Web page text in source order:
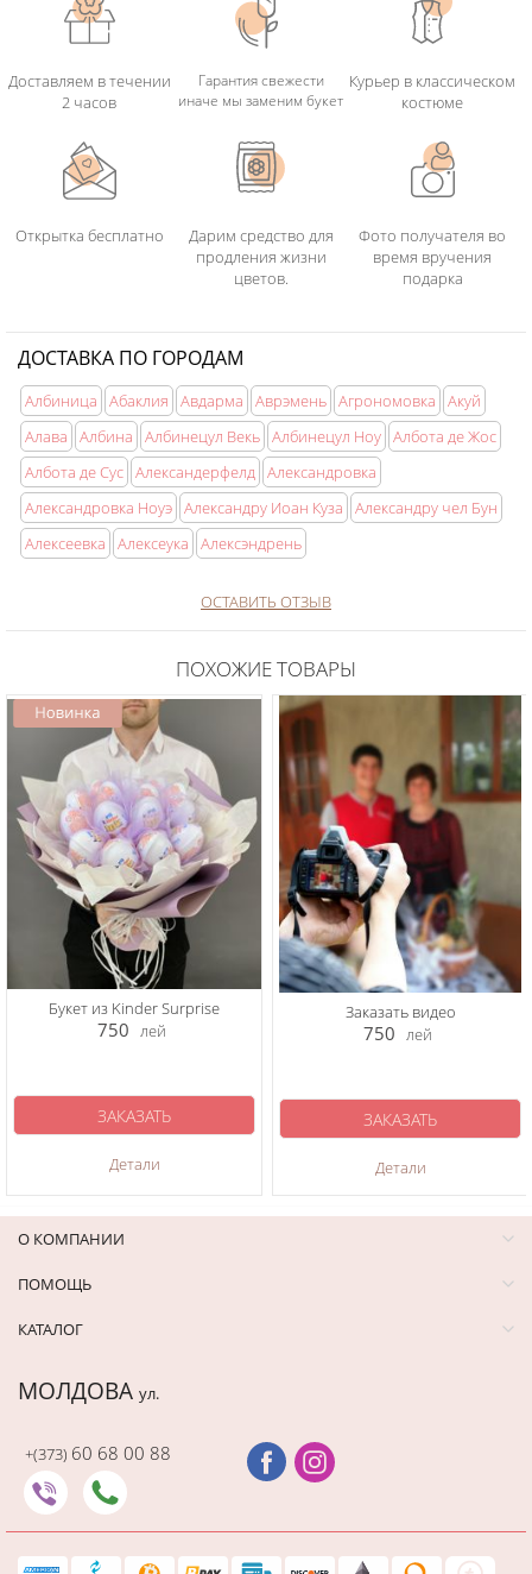
Доставляем в течении
2 часов
Гарантия свежести
иначе мы заменим букет
Курьер в классическом
костюме
Открытка бесплатно
Дарим средство для
продления жизни
цветов.
Фото получателя во
время вручения
подарка
ДОСТАВКА ПО ГОРОДАМ
Албиница Абаклия Авдарма Аврэмень Агрономовка
Акуй
Алава
Албина Албинецул Векь Албинецул Ноу Албота де Жос
Албота де Сус Александерфелд Александровка
Александровка Ноуэ Александру Иоан Куза
Александру чел Бун
Алексеевка
Алексеука Алексэндрень
ОСТАВИТЬ ОТЗЫВ
ПОХОЖИЕ ТОВАРЫ
Букет из Kinder Surprise
750 лей
Детали
ЗАКАЗАТЬ
Заказать видео
750 лей
Детали
ЗАКАЗАТЬ
О КОМПАНИИ
ПОМОЩЬ
КАТАЛОГ
МОЛДОВА ул.
+(373) 60 68 00 88